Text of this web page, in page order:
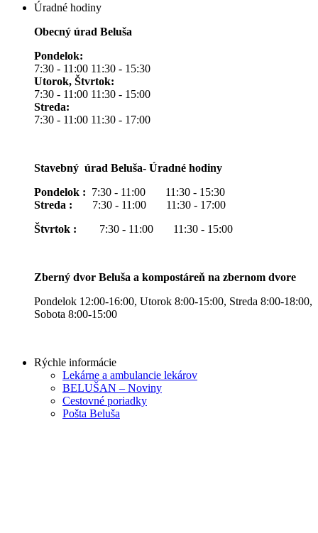
Úradné hodiny
Obecný úrad Beluša
Pondelok:
7:30 - 11:00 11:30 - 15:30
Utorok, Štvrtok:
7:30 - 11:00 11:30 - 15:00
Streda:
7:30 - 11:00 11:30 - 17:00
Stavebný úrad Beluša- Úradné hodiny
Pondelok : 7:30 - 11:00 11:30 - 15:30
Streda : 7:30 - 11:00 11:30 - 17:00
Štvrtok : 7:30 - 11:00 11:30 - 15:00
Zberný dvor Beluša a kompostáreň na zbernom dvore
Pondelok 12:00-16:00, Utorok 8:00-15:00, Streda 8:00-18:00,
Sobota 8:00-15:00
Rýchle informácie
Lekárne a ambulancie lekárov
BELUŠAN – Noviny
Cestovné poriadky
Pošta Beluša